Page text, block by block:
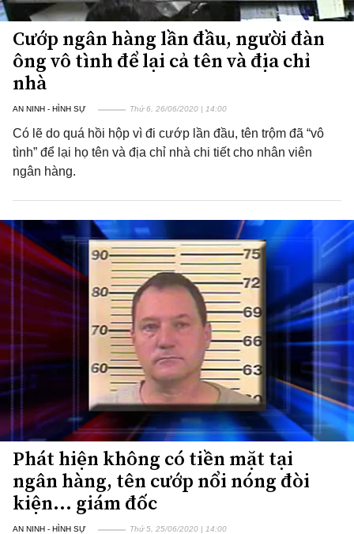
Cướp ngân hàng lần đầu, người đàn
ông vô tình để lại cả tên và địa chỉ
nhà
AN NINH - HÌNH SỰ Thứ 6, 26/06/2020 | 14:00
Có lẽ do quá hồi hộp vì đi cướp lần đầu, tên trộm đã “vô
tình” để lại họ tên và địa chỉ nhà chi tiết cho nhân viên
ngân hàng.
Phát hiện không có tiền mặt tại
ngân hàng, tên cướp nổi nóng đòi
kiện... giám đốc
AN NINH - HÌNH SỰ Thứ 5, 25/06/2020 | 14:00